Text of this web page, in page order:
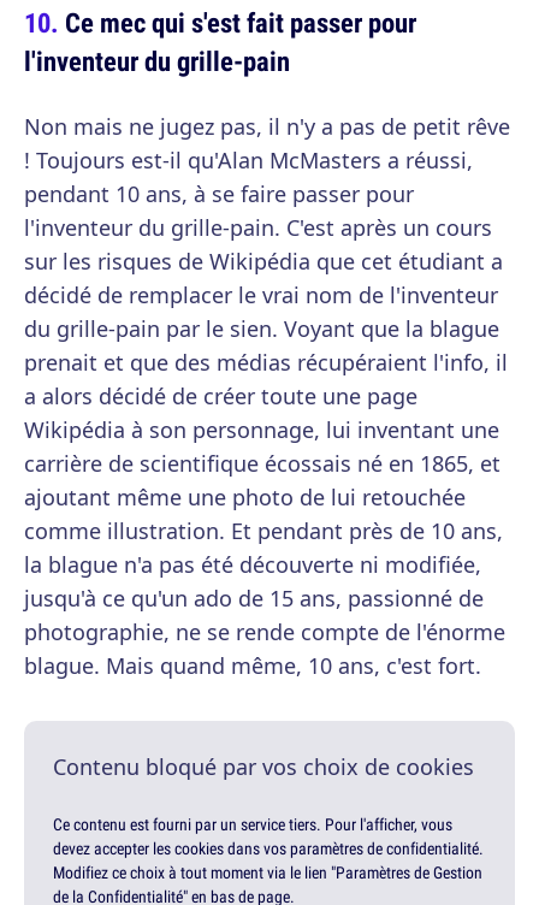
Ce mec qui s'est fait passer pour
l'inventeur du grille-pain
Non mais ne jugez pas, il n'y a pas de petit rêve
! Toujours est-il qu'Alan McMasters a réussi,
pendant 10 ans, à se faire passer pour
l'inventeur du grille-pain. C'est après un cours
sur les risques de Wikipédia que cet étudiant a
décidé de remplacer le vrai nom de l'inventeur
du grille-pain par le sien. Voyant que la blague
prenait et que des médias récupéraient l'info, il
a alors décidé de créer toute une page
Wikipédia à son personnage, lui inventant une
carrière de scientifique écossais né en 1865, et
ajoutant même une photo de lui retouchée
comme illustration. Et pendant près de 10 ans,
la blague n'a pas été découverte ni modifiée,
jusqu'à ce qu'un ado de 15 ans, passionné de
photographie, ne se rende compte de l'énorme
blague. Mais quand même, 10 ans, c'est fort.
Contenu bloqué par vos choix de cookies
Ce contenu est fourni par un service tiers. Pour l'afficher, vous
devez accepter les cookies dans vos paramètres de confidentialité.
Modifiez ce choix à tout moment via le lien "Paramètres de Gestion
de la Confidentialité" en bas de page.